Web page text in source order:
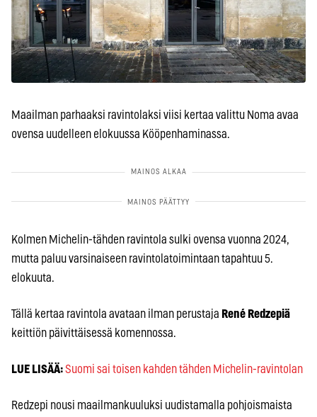
Maailman parhaaksi ravintolaksi viisi kertaa valittu Noma avaa
ovensa uudelleen elokuussa Kööpenhaminassa.
Kolmen Michelin-tähden ravintola sulki ovensa vuonna 2024,
mutta paluu varsinaiseen ravintolatoimintaan tapahtuu 5.
elokuuta.
Tällä kertaa ravintola avataan ilman perustaja René Redzepiä
keittiön päivittäisessä komennossa.
LUE LISÄÄ:Suomi sai toisen kahden tähden Michelin-ravintolan
Redzepi nousi maailmankuuluksi uudistamalla pohjoismaista